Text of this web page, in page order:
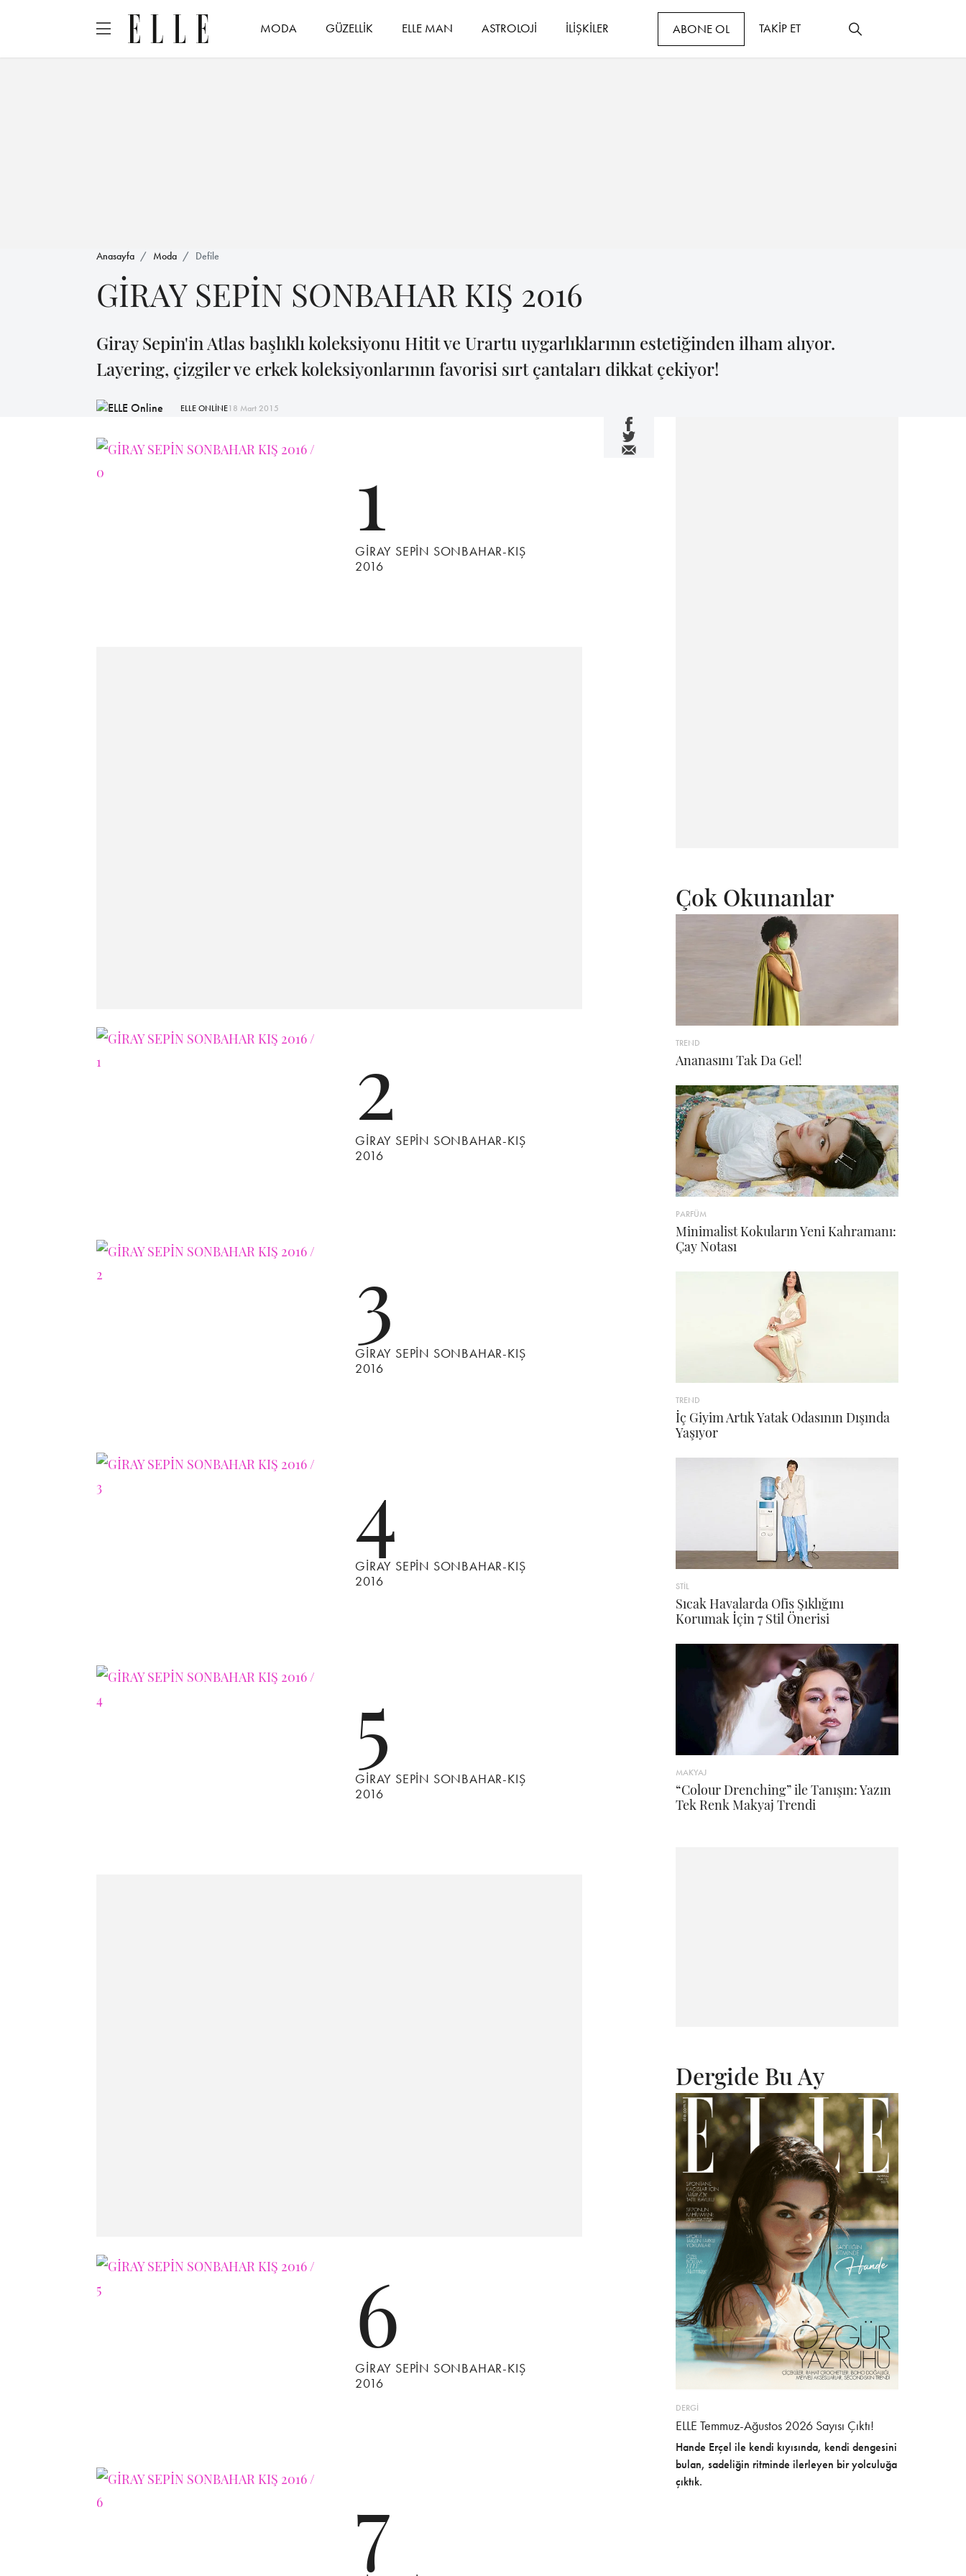
MODA GÜZELLİK ELLE MAN ASTROLOJİ İLİŞKİLER ABONE OL TAKİP ET
Anasayfa Moda Defile
GİRAY SEPİN SONBAHAR KIŞ 2016
Giray Sepin'in Atlas başlıklı koleksiyonu Hitit ve Urartu uygarlıklarının estetiğinden ilham alıyor.
Layering, çizgiler ve erkek koleksiyonlarının favorisi sırt çantaları dikkat çekiyor!
ELLE ONLİNE18 Mart 2015
1
GİRAY SEPİN SONBAHAR-KIŞ
2016
2
GİRAY SEPİN SONBAHAR-KIŞ
2016
3
GİRAY SEPİN SONBAHAR-KIŞ
2016
4
GİRAY SEPİN SONBAHAR-KIŞ
2016
5
GİRAY SEPİN SONBAHAR-KIŞ
2016
6
GİRAY SEPİN SONBAHAR-KIŞ
2016
7
Çok Okunanlar
TREND
Ananasını Tak Da Gel!
PARFÜM
Minimalist Kokuların Yeni Kahramanı:
Çay Notası
TREND
İç Giyim Artık Yatak Odasının Dışında
Yaşıyor
STİL
Sıcak Havalarda Ofis Şıklığını
Korumak İçin 7 Stil Önerisi
MAKYAJ
“Colour Drenching” ile Tanışın: Yazın
Tek Renk Makyaj Trendi
Dergide Bu Ay
DERGİ
ELLE Temmuz-Ağustos 2026 Sayısı Çıktı!
Hande Erçel ile kendi kıyısında, kendi dengesini
bulan, sadeliğin ritminde ilerleyen bir yolculuğa
çıktık.